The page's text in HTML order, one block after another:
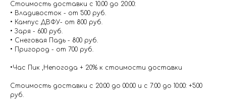
Стоимость доставки с 10.00 до 20:00:
• Владивосток - от 500 руб.
• Кампус ДВФУ- от 800 руб.
• Заря - 600 руб.
• Снеговая Падь - 800 руб.
• Пригород - от 700 руб.
•Час Пик ,Непогода + 20% к стоимости доставки
Стоимость доставки с 20:00 до 00:00 и с 7:00 до 10:00: +500
руб.